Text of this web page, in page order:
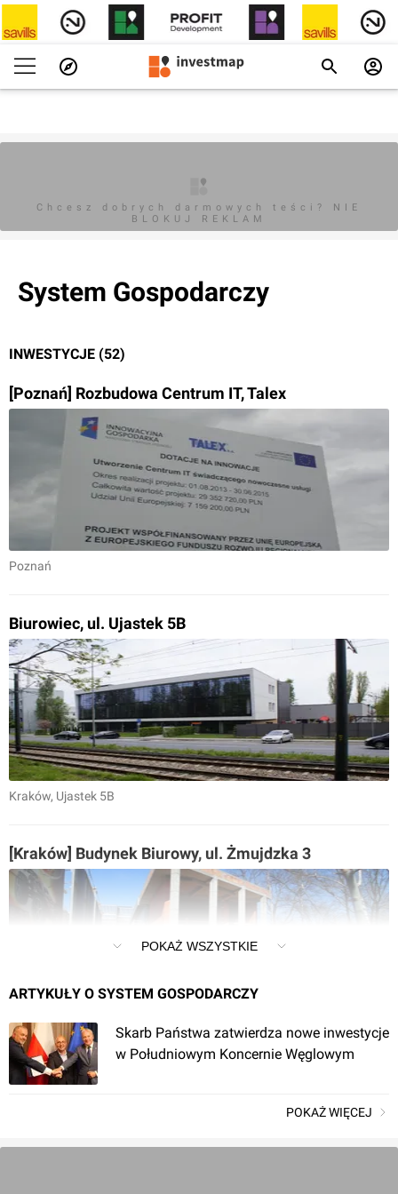
Chcesz dobrych darmowych teści? NIE
BLOKUJ REKLAM
System Gospodarczy
INWESTYCJE (52)
[Poznań] Rozbudowa Centrum IT, Talex
Poznań
Biurowiec, ul. Ujastek 5B
Kraków, Ujastek 5B
[Kraków] Budynek Biurowy, ul. Żmujdzka 3
Kraków, Żmujdzka 3
[Kraków] Budynek Biurowy, ul. Odmętowa
POKAŻ WSZYSTKIE
ARTYKUŁY O SYSTEM GOSPODARCZY
Skarb Państwa zatwierdza nowe inwestycje
w Południowym Koncernie Węglowym
POKAŻ WIĘCEJ